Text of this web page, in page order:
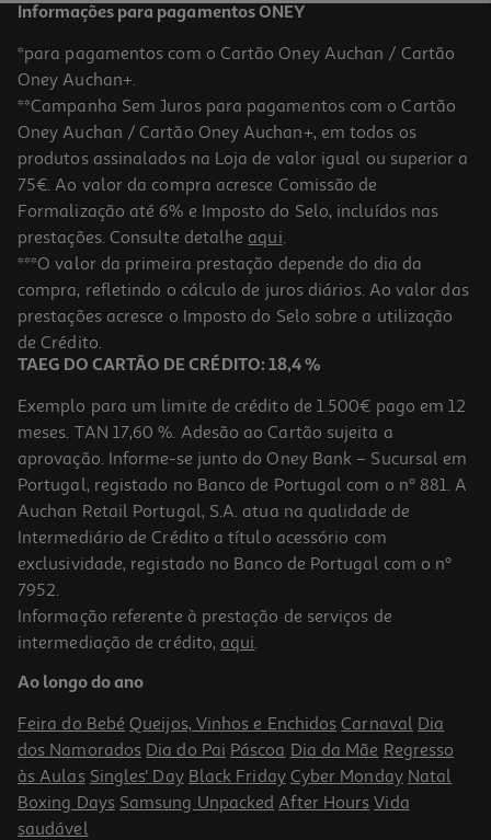
Spray Repelente Me Gusta Caes E Gatos 500ml
15.3 €/Lt
7,65 €
Coleira Repelente Dixie Para Cão Cor Castanha
6.49 €/un
6,49 €
Informações para pagamentos ONEY
*para pagamentos com o Cartão Oney Auchan / Cartão
Oney Auchan+.
**Campanha Sem Juros para pagamentos com o Cartão
Oney Auchan / Cartão Oney Auchan+, em todos os
produtos assinalados na Loja de valor igual ou superior a
75€. Ao valor da compra acresce Comissão de
Formalização até 6% e Imposto do Selo, incluídos nas
prestações. Consulte detalhe aqui.
***O valor da primeira prestação depende do dia da
compra, refletindo o cálculo de juros diários. Ao valor das
prestações acresce o Imposto do Selo sobre a utilização
de Crédito.
TAEG DO CARTÃO DE CRÉDITO: 18,4 %
Exemplo para um limite de crédito de 1.500€ pago em 12
meses. TAN 17,60 %. Adesão ao Cartão sujeita a
aprovação. Informe-se junto do Oney Bank – Sucursal em
Portugal, registado no Banco de Portugal com o nº 881. A
Auchan Retail Portugal, S.A. atua na qualidade de
Intermediário de Crédito a título acessório com
exclusividade, registado no Banco de Portugal com o nº
7952.
Informação referente à prestação de serviços de
intermediação de crédito, aqui.
Ao longo do ano
Feira do Bebé Queijos, Vinhos e Enchidos Carnaval Dia
dos Namorados Dia do Pai Páscoa Dia da Mãe Regresso
às Aulas Singles' Day Black Friday Cyber Monday Natal
Boxing Days Samsung Unpacked After Hours Vida
saudável